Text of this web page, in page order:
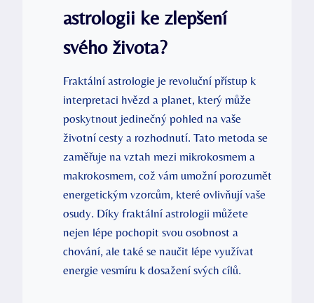
astrologii‌ ke ⁢zlepšení
svého života?
Fraktální astrologie je revoluční přístup ⁢k
interpretaci hvězd a planet, který může
poskytnout⁣ jedinečný pohled na vaše⁤
životní cesty a ​rozhodnutí. Tato metoda se
⁣zaměřuje⁤ na vztah mezi mikrokosmem a
makrokosmem, což vám umožní porozumět
energetickým vzorcům, které ovlivňují vaše
osudy. Díky fraktální astrologii můžete
nejen lépe pochopit ‌svou ⁤osobnost a
chování,‌ ale také se naučit lépe využívat
energie vesmíru k dosažení svých cílů.